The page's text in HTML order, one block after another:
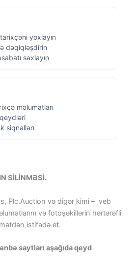
yoxlayın
dəqiqləşdirin
saxlayın
məlumatları
siqnalları
SİLİNMƏSİ.
Plc.Auction və digər kimi – veb
və fotoşəkillərin hərtərəfli
istifadə et.
saytları aşağıda qeyd